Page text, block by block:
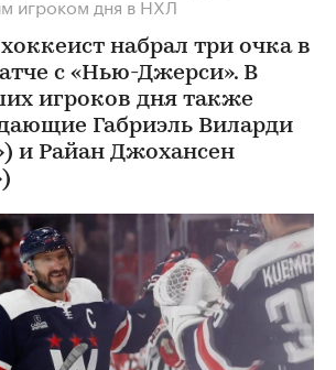
набрал три очка в
с «Нью-Джерси». В
игроков дня также
Габриэль Виларди
и Райан Джохансен